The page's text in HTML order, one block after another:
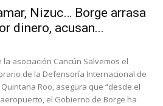
Nizuc… Borge arrasa
dinero, acusan...
asociación Cancún Salvemos el
de la Defensoría Internacional de
Roo, asegura que “desde el
el Gobierno de Borge ha